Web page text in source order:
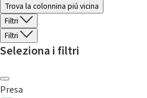
Trova la colonnina piú vicina
Filtri
Filtri
Seleziona i filtri
Presa